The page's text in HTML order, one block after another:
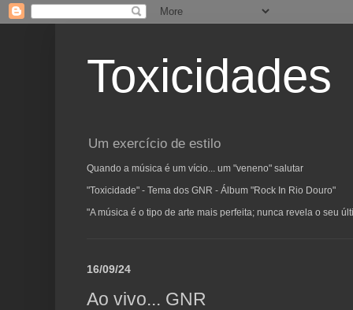
Toxicidades
Um exercício de estilo
Quando a música é um vício... um "veneno" salutar
"Toxicidade" - Tema dos GNR - Álbum "Rock In Rio Douro"
"A música é o tipo de arte mais perfeita; nunca revela o seu
16/09/24
Ao vivo... GNR